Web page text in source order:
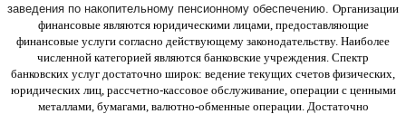
заведения по накопительному пенсионному обеспечению. Организации
финансовые являются юридическими лицами, предоставляющие
финансовые услуги согласно действующему законодательству. Наиболее
численной категорией являются банковские учреждения. Спектр
банковских услуг достаточно широк: ведение текущих счетов физических,
юридических лиц, рассчетно-кассовое обслуживание, операции с ценными
металлами, бумагами, валютно-обменные операции. Достаточно